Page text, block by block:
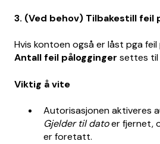
3. (Ved behov) Tilbakestill feil
Hvis kontoen også er låst pga
Antall feil pålogginger settes til
Viktig å vite
Autorisasjonen aktiveres
Gjelder til datoer fjernet,
er foretatt.